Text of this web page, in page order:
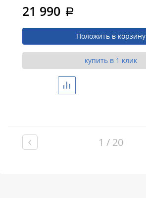
21 990 a
Положить в корзину
купить в 1 клик
Сравнить
1 / 20